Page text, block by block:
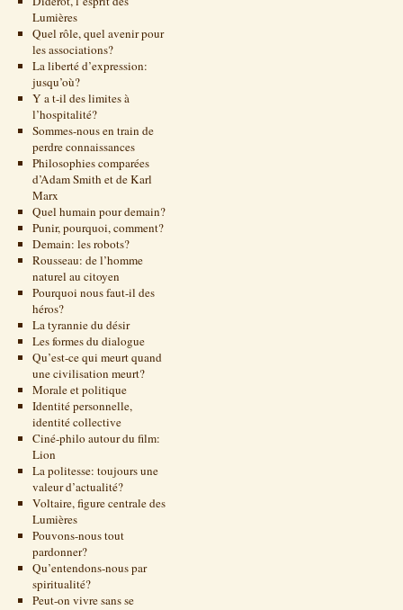
Lumières
Quel rôle, quel avenir pour
les associations?
La liberté d’expression:
jusqu’où?
Y a t-il des limites à
l’hospitalité?
Sommes-nous en train de
perdre connaissances
Philosophies comparées
d’Adam Smith et de Karl
Marx
Quel humain pour demain?
Punir, pourquoi, comment?
Demain: les robots?
Rousseau: de l’homme
naturel au citoyen
Pourquoi nous faut-il des
héros?
La tyrannie du désir
Les formes du dialogue
Qu’est-ce qui meurt quand
une civilisation meurt?
Morale et politique
Identité personnelle,
identité collective
Ciné-philo autour du film:
Lion
La politesse: toujours une
valeur d’actualité?
Voltaire, figure centrale des
Lumières
Pouvons-nous tout
pardonner?
Qu’entendons-nous par
spiritualité?
Peut-on vivre sans se